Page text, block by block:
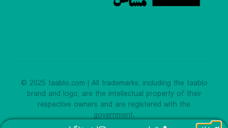
© 2025 taablo.com | All trademarks, including the taablo
brand and logo, are the intellectual property of their
respective owners and are registered with the
government.